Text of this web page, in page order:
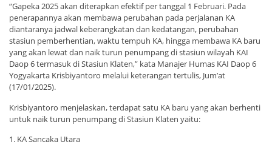
“Gapeka 2025 akan diterapkan efektif per tanggal 1 Februari. Pada
penerapannya akan membawa perubahan pada perjalanan KA
diantaranya jadwal keberangkatan dan kedatangan, perubahan
stasiun pemberhentian, waktu tempuh KA, hingga membawa KA baru
yang akan lewat dan naik turun penumpang di stasiun wilayah KAI
Daop 6 termasuk di Stasiun Klaten,” kata Manajer Humas KAI Daop 6
Yogyakarta Krisbiyantoro melalui keterangan tertulis, Jum’at
(17/01/2025).
Krisbiyantoro menjelaskan, terdapat satu KA baru yang akan berhenti
untuk naik turun penumpang di Stasiun Klaten yaitu:
1. KA Sancaka Utara